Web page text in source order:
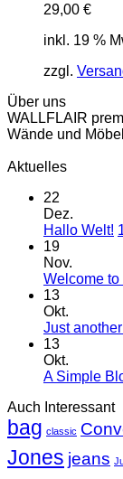
29,00 €
inkl. 19 %
zzgl.
Über uns
WALLFLAIR
Wände und
Aktuelles
22
Dez.
Hallo Welt!
19
Nov.
Welcome
13
Okt.
Just
13
Okt.
A Simple
Auch Interessant
bag classic
Jones jeans